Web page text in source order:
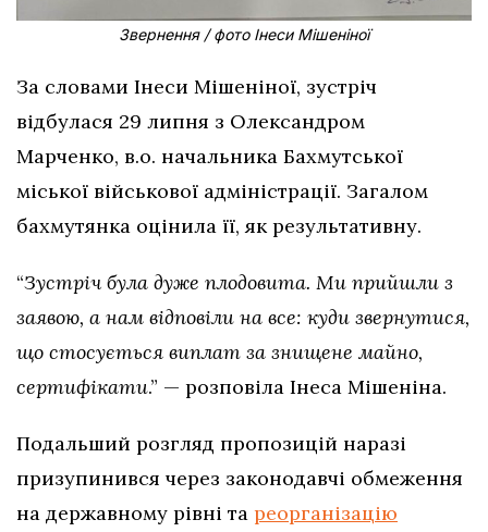
Звернення / фото Інеси Мішеніної
За словами Інеси Мішеніної, зустріч
відбулася 29 липня з Олександром
Марченко, в.о. начальника Бахмутської
міської військової адміністрації. Загалом
бахмутянка оцінила її, як результативну.
“Зустріч була дуже плодовита. Ми прийшли з
заявою, а нам відповіли на все: куди звернутися,
що стосується виплат за знищене майно,
сертифікати.” — розповіла Інеса Мішеніна.
Подальший розгляд пропозицій наразі
призупинився через законодавчі обмеження
на державному рівні та реорганізацію